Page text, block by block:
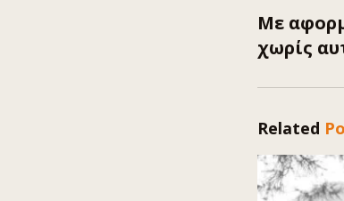
Με
χωρίς
Related